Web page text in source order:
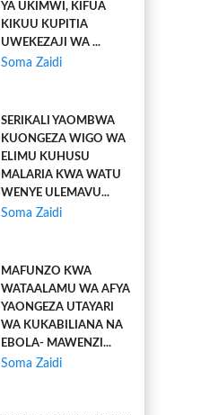
YA UKIMWI, KIFUA
KIKUU KUPITIA
UWEKEZAJI WA ...
Soma Zaidi
SERIKALI YAOMBWA
KUONGEZA WIGO WA
ELIMU KUHUSU
MALARIA KWA WATU
WENYE ULEMAVU...
Soma Zaidi
MAFUNZO KWA
WATAALAMU WA AFYA
YAONGEZA UTAYARI
WA KUKABILIANA NA
EBOLA- MAWENZI...
Soma Zaidi